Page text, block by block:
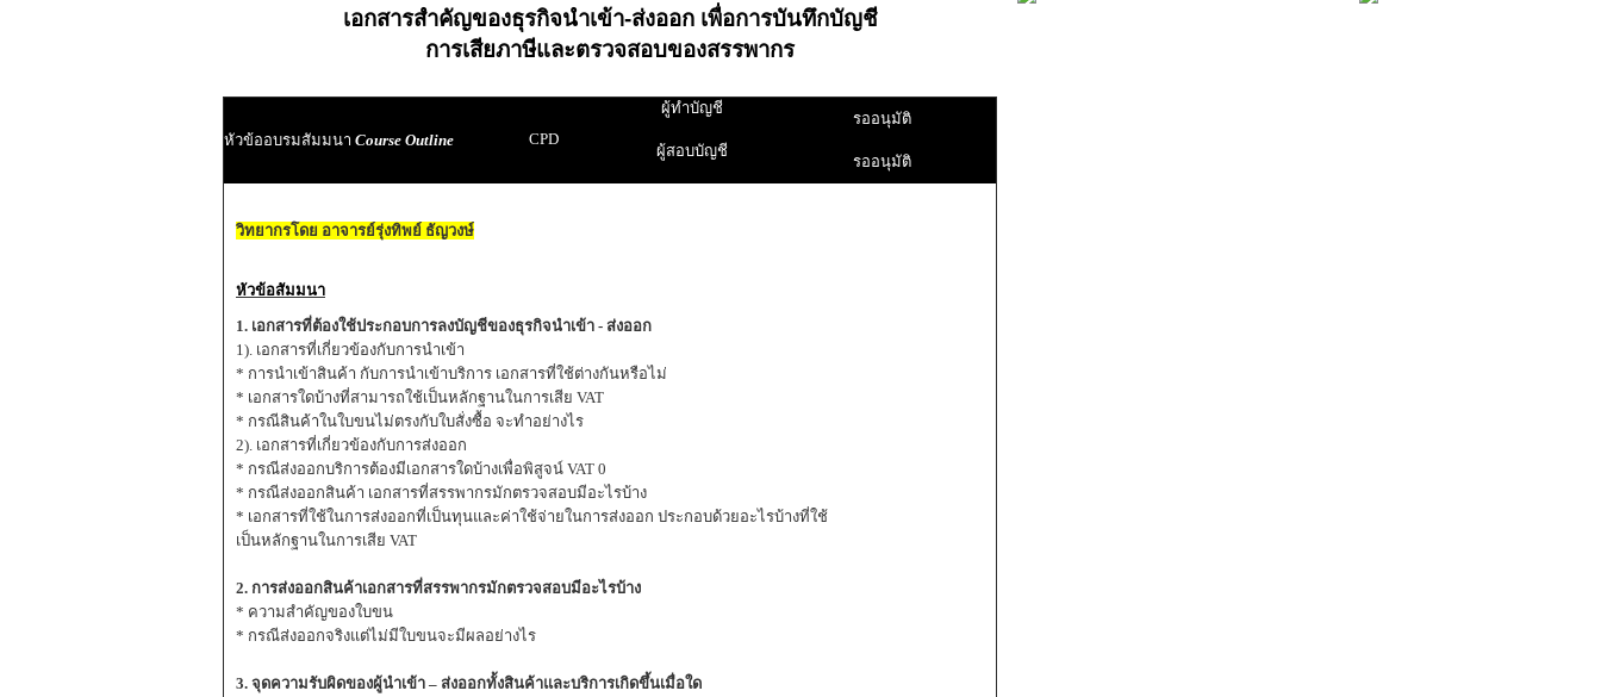
เอกสารสำคัญของธุรกิจนำเข้า-ส่งออก เพื่อการบันทึกบัญชี
การเสียภาษีและตรวจสอบของสรรพากร
หัวข้ออบรมสัมมนา Course Outline CPD
ผู้ทำบัญชี
รออนุมัติ
ผู้สอบบัญชี
รออนุมัติ
วิทยากรโดย อาจารย์รุ่งทิพย์ ธัญวงษ์
หัวข้อสัมมนา
1. เอกสารที่ต้องใช้ประกอบการลงบัญชีของธุรกิจนำเข้า - ส่งออก
1). เอกสารที่เกี่ยวข้องกับการนำเข้า
* การนำเข้าสินค้า กับการนำเข้าบริการ เอกสารที่ใช้ต่างกันหรือไม่
* เอกสารใดบ้างที่สามารถใช้เป็นหลักฐานในการเสีย VAT
* กรณีสินค้าในใบขนไม่ตรงกับใบสั่งซื้อ จะทำอย่างไร
2). เอกสารที่เกี่ยวข้องกับการส่งออก
* กรณีส่งออกบริการต้องมีเอกสารใดบ้างเพื่อพิสูจน์ VAT 0
* กรณีส่งออกสินค้า เอกสารที่สรรพากรมักตรวจสอบมีอะไรบ้าง
* เอกสารที่ใช้ในการส่งออกที่เป็นทุนและค่าใช้จ่ายในการส่งออก ประกอบด้วยอะไรบ้างที่ใช้
เป็นหลักฐานในการเสีย VAT
2. การส่งออกสินค้าเอกสารที่สรรพากรมักตรวจสอบมีอะไรบ้าง
* ความสำคัญของใบขน
* กรณีส่งออกจริงแต่ไม่มีใบขนจะมีผลอย่างไร
3. จุดความรับผิดของผู้นำเข้า – ส่งออกทั้งสินค้าและบริการเกิดขึ้นเมื่อใด